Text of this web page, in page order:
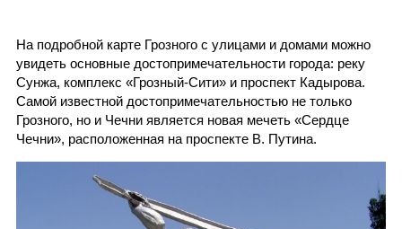
На подробной карте Грозного с улицами и домами можно
увидеть основные достопримечательности города: реку
Сунжа, комплекс «Грозный-Сити» и проспект Кадырова.
Самой известной достопримечательностью не только
Грозного, но и Чечни является новая мечеть «Сердце
Чечни», расположенная на проспекте В. Путина.